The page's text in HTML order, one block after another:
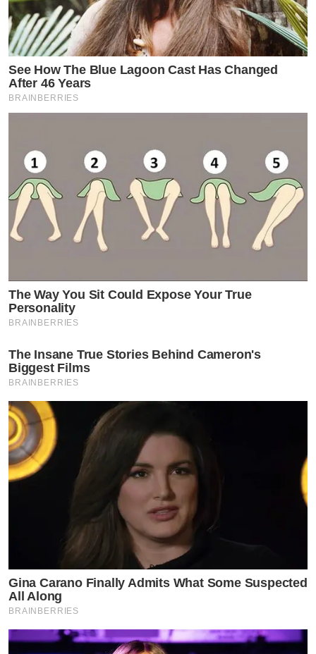
See How The Blue Lagoon Cast Has Changed
After 46 Years
BRAINBERRIES
The Way You Sit Could Expose Your True
Personality
BRAINBERRIES
The Insane True Stories Behind Cameron's
Biggest Films
BRAINBERRIES
Gina Carano Finally Admits What Some Suspected
All Along
BRAINBERRIES